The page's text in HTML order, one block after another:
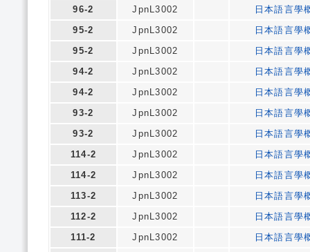
96-2
JpnL3002
日本語言學
95-2
JpnL3002
日本語言學
95-2
JpnL3002
日本語言學
94-2
JpnL3002
日本語言學
94-2
JpnL3002
日本語言學
93-2
JpnL3002
日本語言學
93-2
JpnL3002
日本語言學
114-2
JpnL3002
日本語言學
114-2
JpnL3002
日本語言學
113-2
JpnL3002
日本語言學
112-2
JpnL3002
日本語言學
111-2
JpnL3002
日本語言學